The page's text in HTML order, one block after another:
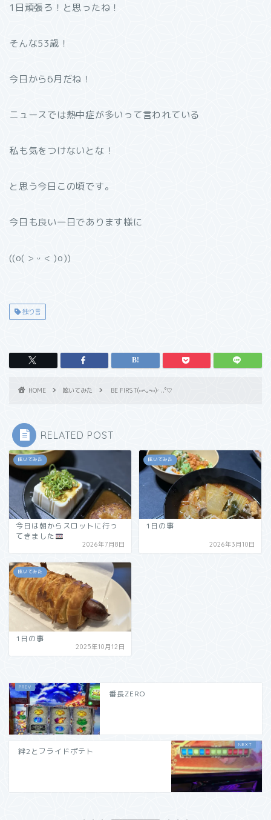
1日頑張ろ！と思ったね！
そんな53歳！
今日から6月だね！
ニュースでは熱中症が多いって言われている
私も気をつけないとな！
と思う今日この頃です。
今日も良い一日であります様に
((o( > ᵕ < )o))
独り言
HOME 呟いてみた BE FIRST(⑅•ᴗ•⑅)◜..°♡
RELATED POST
呟いてみた
今日は朝からスロットに行っ
てきました
2026年7月8日
呟いてみた
1日の事
2026年3月10日
呟いてみた
1日の事
2025年10月12日
番長ZERO
絆2とフライドポテト